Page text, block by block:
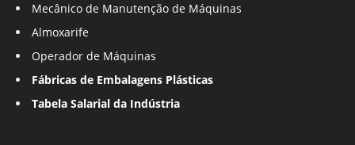
Mecânico de Manutenção de Máquinas
Almoxarife
Operador de Máquinas
Fábricas de Embalagens Plásticas
Tabela Salarial da Indústria